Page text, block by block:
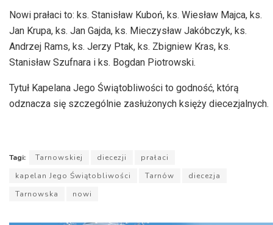
Nowi prałaci to: ks. Stanisław Kuboń, ks. Wiesław Majca, ks.
Jan Krupa, ks. Jan Gajda, ks. Mieczysław Jakóbczyk, ks.
Andrzej Rams, ks. Jerzy Ptak, ks. Zbigniew Kras, ks.
Stanisław Szufnara i ks. Bogdan Piotrowski.
Tytuł Kapelana Jego Świątobliwości to godność, którą
odznacza się szczególnie zasłużonych księży diecezjalnych.
Tagi: Tarnowskiej diecezji
prałaci
kapelan Jego Świątobliwości
Tarnów
diecezja
Tarnowska
nowi